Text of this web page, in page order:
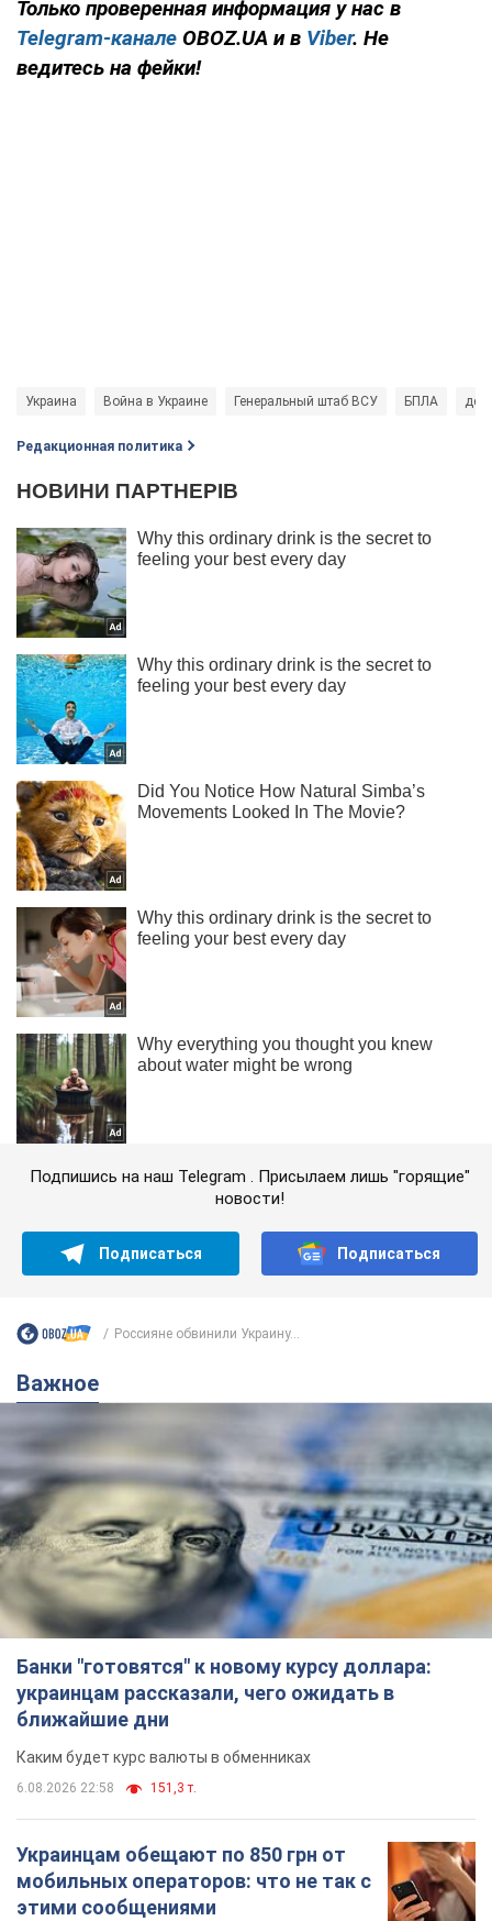
Только проверенная информация у нас в
Telegram-канале OBOZ.UA и в Viber. Не
ведитесь на фейки!
Украина Война в Украине Генеральный штаб ВСУ БПЛА дети
Редакционная политика
Подпишись на наш Telegram . Присылаем лишь "горящие"
новости!
Подписаться Подписаться
Россияне обвинили Украину...
Важное
Банки "готовятся" к новому курсу доллара:
украинцам рассказали, чего ожидать в
ближайшие дни
Каким будет курс валюты в обменниках
6.08.2026 22:58 151,3 т.
Украинцам обещают по 850 грн от
мобильных операторов: что не так с
этими сообщениями